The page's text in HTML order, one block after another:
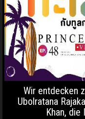
Wir entdecken
Ubolratana
Khan, die